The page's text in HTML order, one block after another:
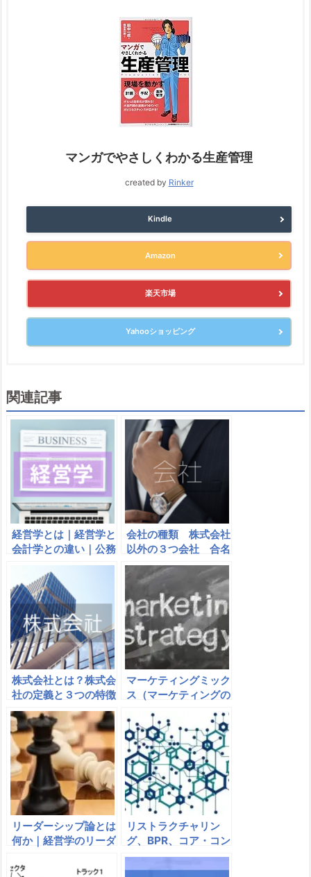
マンガでやさしくわかる生産管理
created by Rinker
Kindle
Amazon
楽天市場
Yahooショッピング
関連記事
経営学とは｜経営学と
会計学との違い｜公務
員、公認会計士などの
資格試験と経営学
会社の種類 株式会社
以外の３つ会社 合名
会社・合資会社・合同
会社＋有限会社、相互
株式会社とは？株式会
社の定義と３つの特徴
｜会社法で株式は出資
者の地位
マーケティングミック
ス（マーケティングの
promotionなど
リーダーシップ論とは
何か｜経営学のリーダ
リストラクチャリン
グ、BPR、コア・コン
ピタンスとは｜意味、
企業の事例